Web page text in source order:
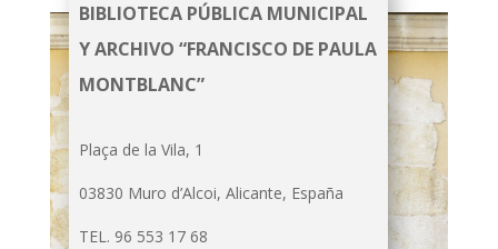
BIBLIOTECA PÚBLICA MUNICIPAL
Y ARCHIVO “FRANCISCO DE PAULA
MONTBLANC”
Plaça de la Vila, 1
03830 Muro d’Alcoi, Alicante, España
TEL. 96 553 17 68